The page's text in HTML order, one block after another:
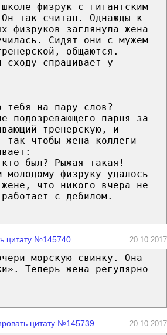
физрук с гигантским
так считал. Однажды к
физруков заглянула жена
Сидят они с мужем
общаются.
сходу спрашивает у
тебя на пару слов?
подозревающего парня за
тренерскую, и
так чтобы жена коллеги
был? Рыжая такая!
молодому физруку удалось
жене, что никого вчера не
с дебилом.
цитату №145740 20.10.2017
морскую свинку. Она
Теперь жена регулярно
цитату №145739 20.10.2017